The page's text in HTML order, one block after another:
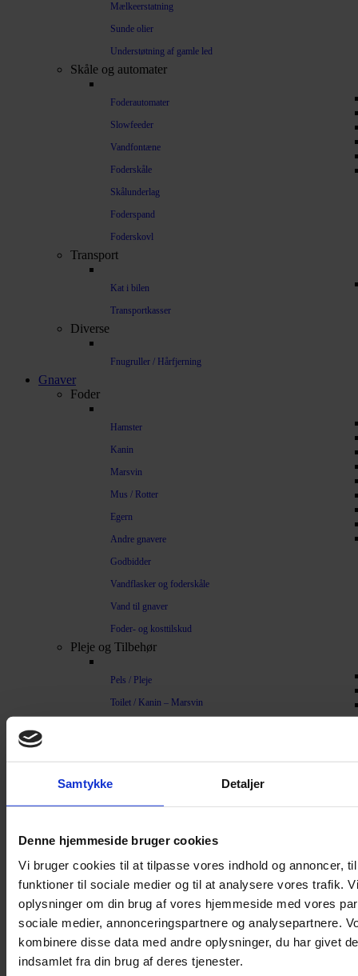
Samtykke Detaljer
Denne hjemmeside bruger cookies
Vi bruger cookies til at tilpasse vores indhold og annoncer,
funktioner til sociale medier og til at analysere vores trafik.
oplysninger om din brug af vores hjemmeside med vores
sociale medier, annonceringspartnere og analysepartnere.
kombinere disse data med andre oplysninger, du har givet
indsamlet fra din brug af deres tjenester.
Mælkeerstatning
Sunde olier
Understøtning af gamle led
Skåle og automater
Foderautomater
Slowfeeder
Vandfontæne
Foderskåle
Skålunderlag
Foderspand
Foderskovl
Transport
Kat i bilen
Transportkasser
Diverse
Fnugruller / Hårfjerning
Gnaver
Foder
Hamster
Kanin
Marsvin
Mus / Rotter
Egern
Andre gnavere
Godbidder
Vandflasker og foderskåle
Vand til gnaver
Foder- og kosttilskud
Pleje og Tilbehør
Pels / Pleje
Toilet / Kanin – Marsvin
Bure
Hamsterbur
Kaninbur
Rottebur
Marsvinebur
Overdækning løbegård